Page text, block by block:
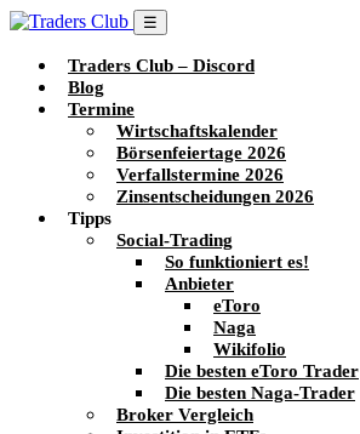
☰
Traders Club – Discord
Blog
Termine
Wirtschaftskalender
Börsenfeiertage 2026
Verfallstermine 2026
Zinsentscheidungen 2026
Tipps
Social-Trading
So funktioniert es!
Anbieter
eToro
Naga
Wikifolio
Die besten eToro Trader
Die besten Naga-Trader
Broker Vergleich